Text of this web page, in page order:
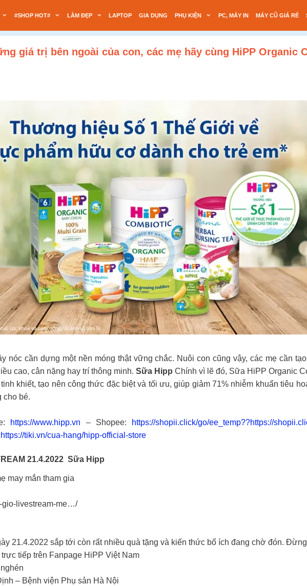
#SHOP HOT# LÀM ĐẸP LAPTOP GIA DỤNG PHỤ KIỆN PC, MÁY IN MÁY CŨ GIÁ RẺ
giá trị bên ngoài của con, các mẹ hãy cùng HiPP Organic
cần dựng một nền móng thật vững chắc. Nuôi con cũng vậy, các mẹ cần
cao, cân nặng hay trí thông minh. Sữa Hipp Chính vì lẽ đó, Sữa HiPP Organic
khiết, tạo nên công thức đặc biệt và tối ưu, giúp giảm 71% nhiễm khuẩn tiêu
cho bé.
https://www.hipp.vn – Shopee: https://shopii.click/go/ee_temp??https://
https://tiki.vn/cua-hang/hipp-official-store
21.4.2022 Sữa Hipp
may mắn tham gia
gio-livestream-me…/
21.4.2022 sắp tới còn rất nhiều quà tặng và kiến thức bổ ích đang chờ đón.
tiếp trên Fanpage HiPP Việt Nam
– Bệnh viện Phụ sản Hà Nội